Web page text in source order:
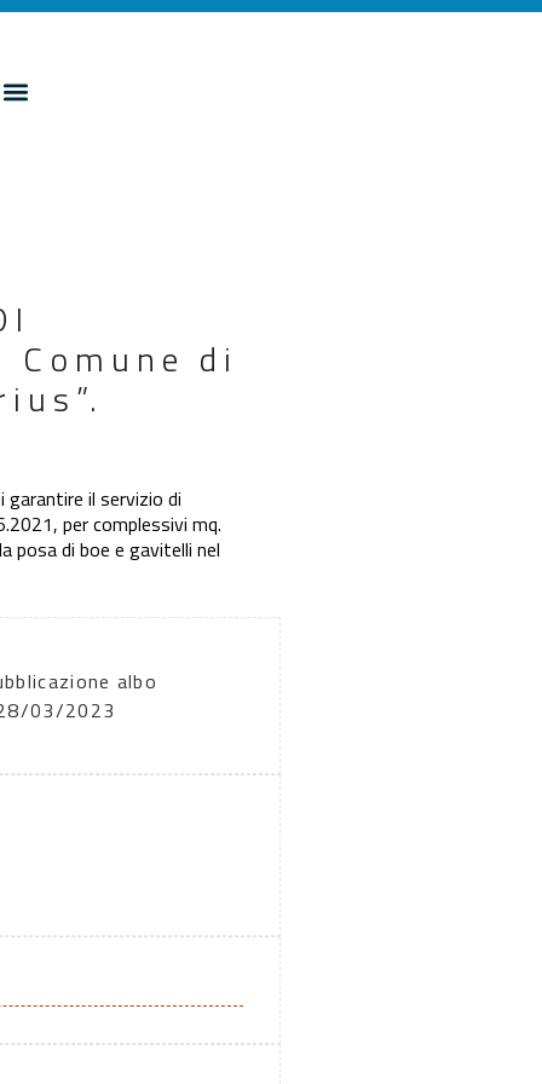
Comune di
garantire il servizio di
per complessivi mq.
posa di boe e gavitelli nel
albo
03/2023